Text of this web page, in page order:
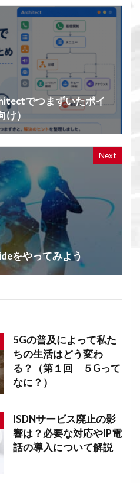
でつまずいたポイ
）
Next
をやってみよう
5Gの普及によって私た
ちの生活はどう変わ
る？（第１回 ５Gって
なに？）
ISDNサービス廃止の影
響は？必要な対応やIP電
話の導入について解説